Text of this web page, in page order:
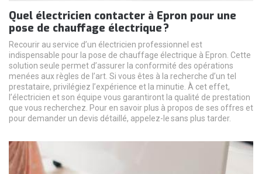
Quel électricien contacter à Epron pour une
pose de chauffage électrique ?
Recourir au service d’un électricien professionnel est
indispensable pour la pose de chauffage électrique à Epron. Cette
solution seule permet d’assurer la conformité des opérations
menées aux règles de l’art. Si vous êtes à la recherche d’un tel
prestataire, privilégiez l’expérience et la minutie. À cet effet,
l’électricien et son équipe vous garantiront la qualité de prestation
que vous recherchez. Pour en savoir plus à propos de ses offres et
pour demander un devis détaillé, appelez-le sans plus tarder.